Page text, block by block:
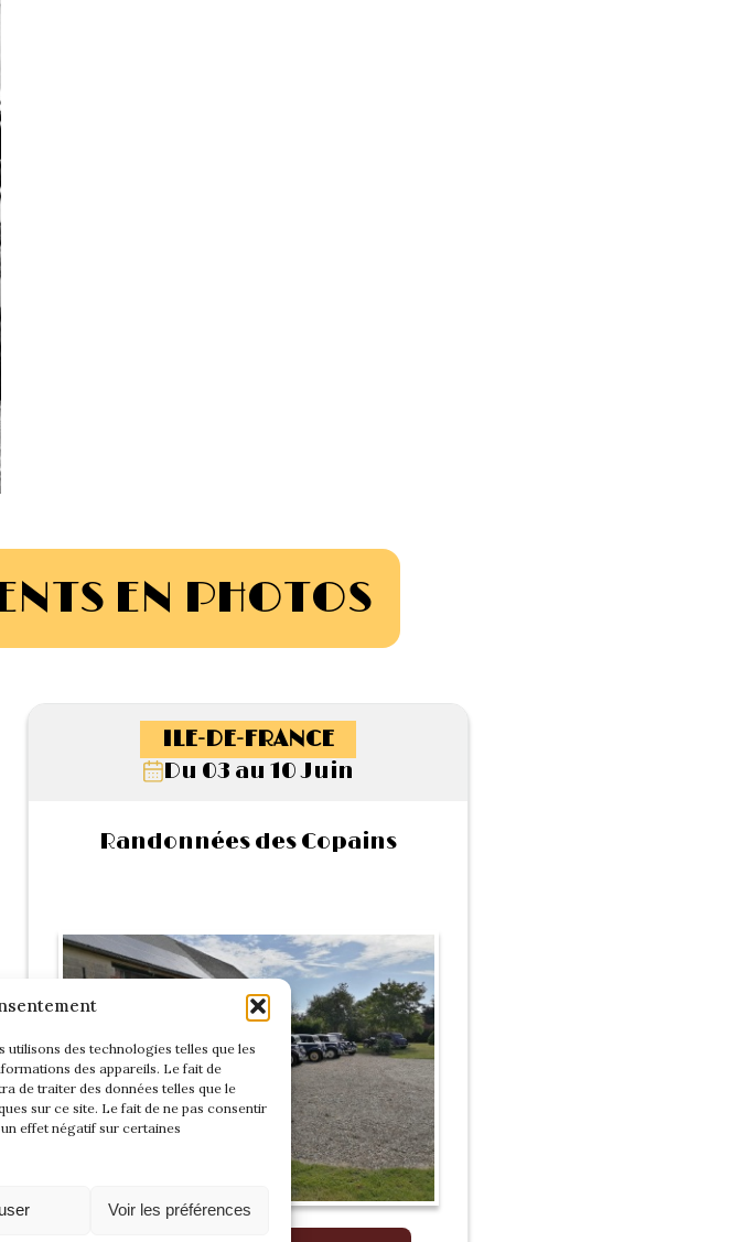
des technologies telles que les
des appareils. Le fait de
de traiter des données telles que le
sur ce site. Le fait de ne pas consentir
effet négatif sur certaines
Voir les préférences
EN PHOTOS
ILE-DE-FRANCE
Du 03 au 10 Juin
Randonnées des Copains